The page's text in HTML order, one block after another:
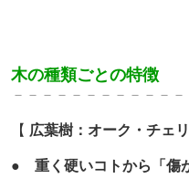
木の種類ごとの特徴
－－－－－－－－－－－－
【 広葉樹：オーク・チェ
● 重く硬いコトから「傷